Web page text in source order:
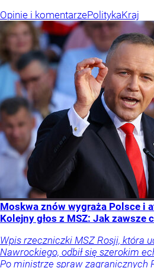
Opinie i komentarzePolitykaKraj
Moskwa znów wygraża Polsce i
Kolejny głos z MSZ: Jak zawsze
Wpis rzeczniczki MSZ Rosji, która
Nawrockiego, odbił się szerokim
Po ministrze spraw zagranicznych